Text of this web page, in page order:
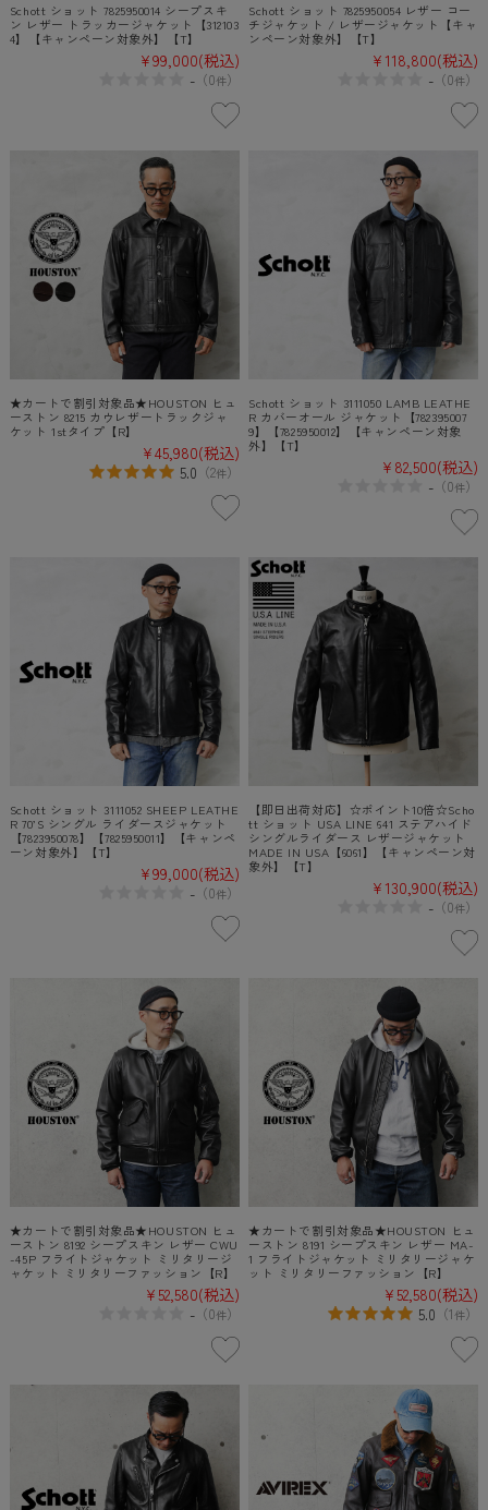
Schott ショット 7825950014 シープスキ
ン レザー トラッカージャケット【312103
4】【キャンペーン対象外】【T】
¥99,000(税込)
-（0件）
Schott ショット 7825950054 レザー コー
チジャケット / レザージャケット【キャ
ンペーン対象外】【T】
¥118,800(税込)
- （0件）
★カートで割引対象品★HOUSTON ヒュ
ーストン 8215 カウレザートラックジャ
ケット 1stタイプ【R】
¥45,980(税込)
5.0 （2件）
Schott ショット 3111050 LAMB LEATHE
R カバーオール ジャケット【782395007
9】【7825950012】【キャンペーン対象
外】【T】
¥82,500(税込)
- （0件）
Schott ショット 3111052 SHEEP LEATHE
R 70’S シングル ライダースジャケット
【7823950078】【7825950011】【キャンペ
ーン対象外】【T】
¥99,000(税込)
-（0件）
【即日出荷対応】☆ポイント10倍☆Scho
tt ショット USA LINE 641 ステアハイド
シングルライダース レザージャケット
MADE IN USA【6061】【キャンペーン対
象外】【T】
¥130,900(税込)
- （0件）
★カートで割引対象品★HOUSTON ヒュ
ーストン 8192 シープスキン レザー CWU
-45P フライトジャケット ミリタリージ
ャケット ミリタリーファッション【R】
¥52,580(税込)
-（0件）
★カートで割引対象品★HOUSTON ヒュ
ーストン 8191 シープスキン レザー MA-
1 フライトジャケット ミリタリージャケ
ット ミリタリーファッション【R】
¥52,580(税込)
5.0 （1件）